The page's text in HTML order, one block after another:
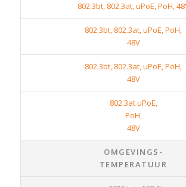
802.3bt, 802.3at, uPoE, PoH,
802.3bt, 802.3at, uPoE, PoH,
48V
802.3bt, 802.3at, uPoE, PoH,
48V
802.3at uPoE,
PoH,
48V
OMGEVINGS-
TEMPERATUUR